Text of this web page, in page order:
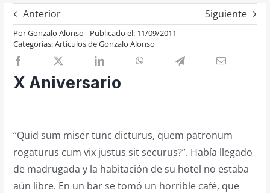
Crítica
Previos de ópera
Entrevistas
Recomendación
Cosas de Beckmesser
Anterior Siguiente
PorGonzalo Alonso
Publicado el: 11/09/2011
Categorías:Artículos de Gonzalo Alonso
X Aniversario
“Quid sum miser tunc dicturus, quem patronum
rogaturus cum vix justus sit securus?”. Había llegado
de madrugada y la habitación de su hotel no estaba
aún libre. En un bar se tomó un horrible café, que